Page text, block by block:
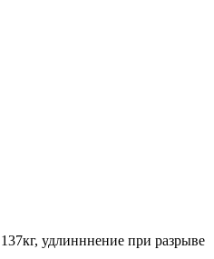
удлинннение при разрыве